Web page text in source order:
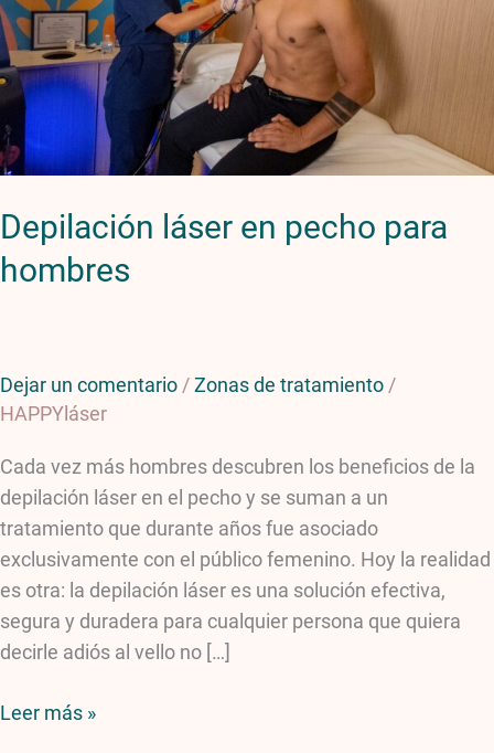
Depilación láser en pecho para
hombres
Dejar un comentario /Zonas de tratamiento /
HAPPYláser
Cada vez más hombres descubren los beneficios de la
depilación láser en el pecho y se suman a un
tratamiento que durante años fue asociado
exclusivamente con el público femenino. Hoy la realidad
es otra: la depilación láser es una solución efectiva,
segura y duradera para cualquier persona que quiera
decirle adiós al vello no […]
hombres
Leer más »